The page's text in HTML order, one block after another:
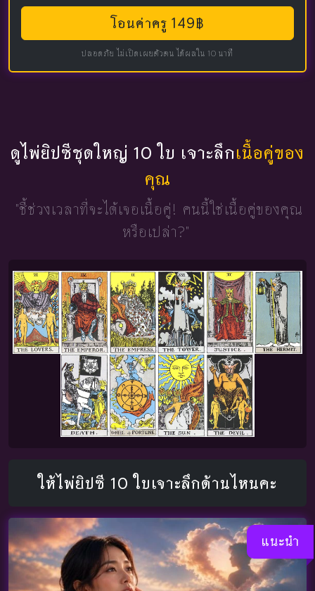
โอนค่าครู 149฿
ปลอดภัย ไม่เปิดเผยตัวตน ได้ผลใน 10 นาที
ดูไพ่ยิปซีชุดใหญ่ 10 ใบ เจาะลึกเนื้อคู่ของ
คุณ
"ชี้ช่วงเวลาที่จะได้เจอเนื้อคู่! คนนี้ใช่เนื้อคู่ของคุณ
หรือเปล่า?"
ให้ไพ่ยิปซี 10 ใบเจาะลึกด้านไหนคะ
แนะนำ